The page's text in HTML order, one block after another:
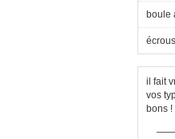
boule
il fait
vos
bons
——